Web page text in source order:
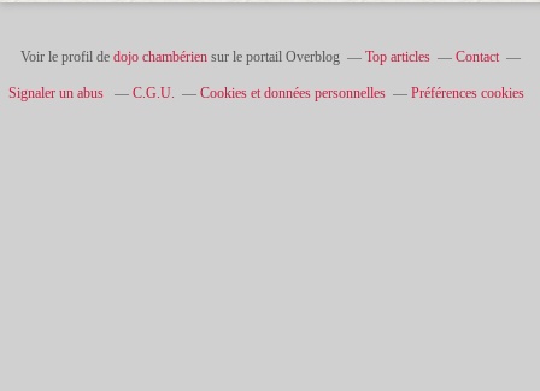
Voir le profil de dojo chambériensur le portail Overblog Top articles Contact
Signaler un abus C.G.U. Cookies et données personnelles Préférences cookies